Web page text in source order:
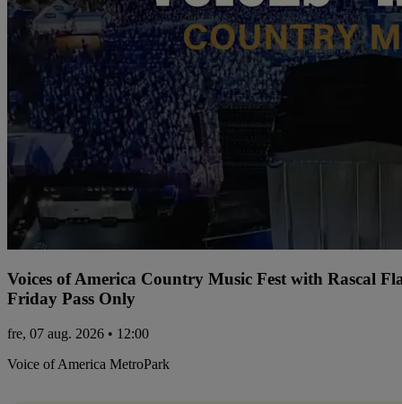
Voices of America Country Music Fest with Rascal
Friday Pass Only
fre, 07 aug. 2026 • 12:00
Voice of America MetroPark